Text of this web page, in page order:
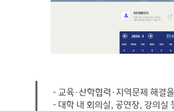
- 교육·산학협력·지역문제 해결
- 대학 내 회의실, 공연장, 강의실